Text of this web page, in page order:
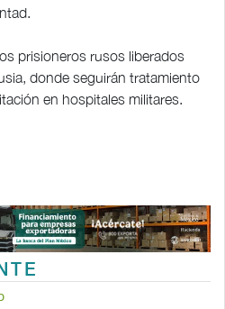
prisioneros rusos liberados
donde seguirán tratamiento
en hospitales militares.